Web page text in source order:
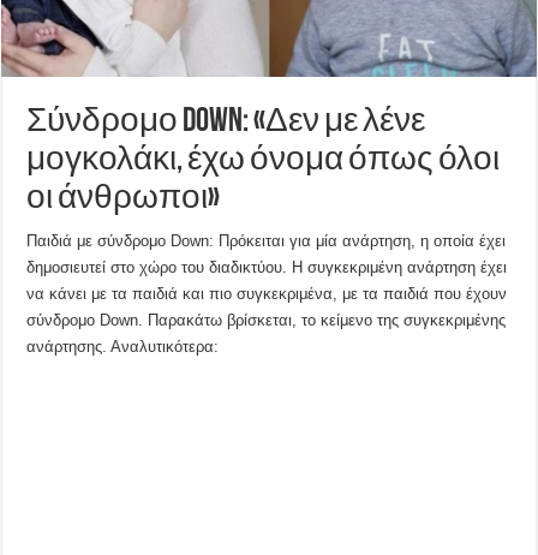
Σύνδρομο down: «Δεν με λένε
μογκολάκι, έχω όνομα όπως όλοι
οι άνθρωποι»
Παιδιά με σύνδρομο Down: Πρόκειται για μία ανάρτηση, η οποία έχει
δημοσιευτεί στο χώρο του διαδικτύου. Η συγκεκριμένη ανάρτηση έχει
να κάνει με τα παιδιά και πιο συγκεκριμένα, με τα παιδιά που έχουν
σύνδρομο Down. Παρακάτω βρίσκεται, το κείμενο της συγκεκριμένης
ανάρτησης. Αναλυτικότερα: